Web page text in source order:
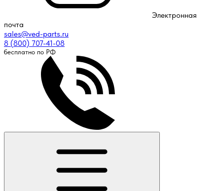
Электронная
почта
sales@ved-parts.ru
8 (800) 707-41-08
бесплатно по РФ